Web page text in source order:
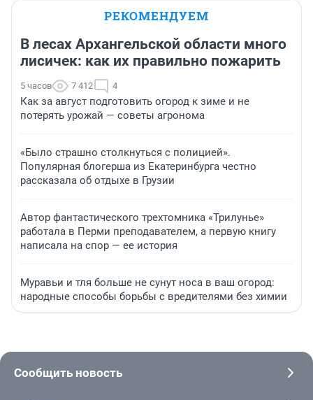
РЕКОМЕНДУЕМ
В лесах Архангельской области много
лисичек: как их правильно пожарить
5 часов 7 412 4
Как за август подготовить огород к зиме и не
потерять урожай — советы агронома
«Было страшно столкнуться с полицией».
Популярная блогерша из Екатеринбурга честно
рассказала об отдыхе в Грузии
Автор фантастического трехтомника «Трилунье»
работала в Перми преподавателем, а первую книгу
написала на спор — ее история
Муравьи и тля больше не сунут носа в ваш огород:
народные способы борьбы с вредителями без химии
Сообщить новость